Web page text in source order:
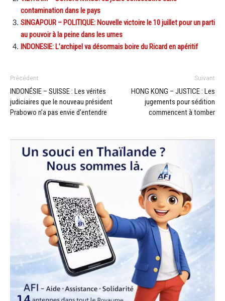
contamination dans le pays
SINGAPOUR – POLITIQUE: Nouvelle victoire le 10 juillet pour un parti
au pouvoir à la peine dans les urnes
INDONESIE: L’archipel va désormais boire du Ricard en apéritif
Précédent
INDONÉSIE – SUISSE : Les vérités
judiciaires que le nouveau président
Prabowo n’a pas envie d’entendre
Suivant
HONG KONG – JUSTICE : Les
jugements pour sédition
commencent à tomber